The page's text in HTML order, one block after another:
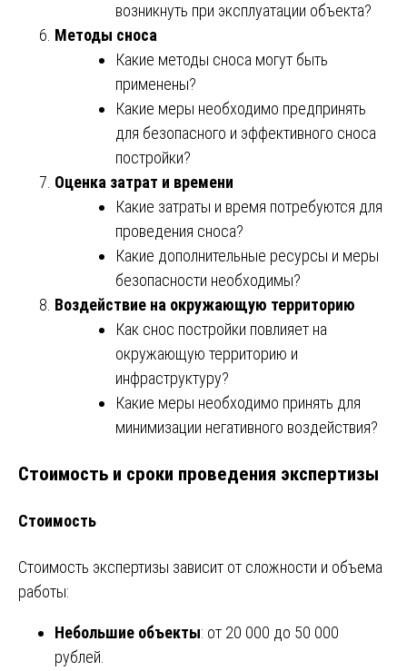
возникнуть при эксплуатации объекта?
Методы сноса
Какие методы сноса могут быть
применены?
Какие меры необходимо предпринять
для безопасного и эффективного сноса
постройки?
Оценка затрат и времени
Какие затраты и время потребуются для
проведения сноса?
Какие дополнительные ресурсы и меры
безопасности необходимы?
Воздействие на окружающую территорию
Как снос постройки повлияет на
окружающую территорию и
инфраструктуру?
Какие меры необходимо принять для
минимизации негативного воздействия?
Стоимость и сроки проведения экспертизы
Стоимость
Стоимость экспертизы зависит от сложности и объема
работы:
Небольшие объекты: от 20 000 до 50 000
рублей.